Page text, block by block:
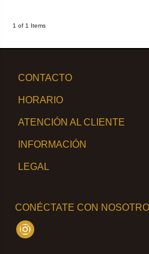
1 of 1 Items
CONTACTO
HORARIO
ATENCIÓN AL CLIENTE
INFORMACIÓN
LEGAL
CONÉCTATE CON
Instagram